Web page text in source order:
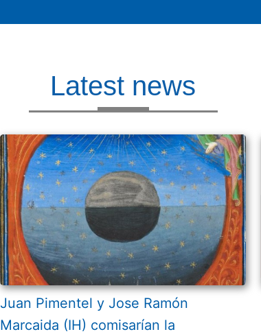
Latest news
Juan Pimentel y Jose Ramón
Marcaida (IH) comisarían la